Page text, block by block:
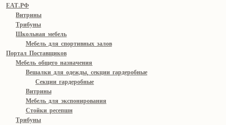
ЕАТ.РФ
Витрины
Трибуны
Школьная мебель
Мебель для спортивных залов
Портал Поставщиков
Мебель общего назначения
Вешалки для одежды, секции гардеробные
Секции гардеробные
Витрины
Мебель для экспонирования
Стойки ресепшн
Трибуны